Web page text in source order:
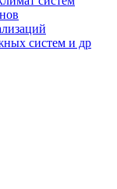
систем и др